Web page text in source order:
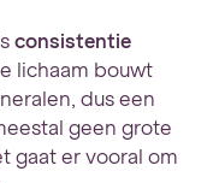
consistentie
lichaam bouwt
dus een
geen grote
gaat er vooral om